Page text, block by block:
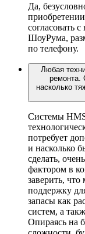
Да,
согласовать
ШоуРума,
по телефону.
Любая
ремонта.
насколько
Системы
потребует
и насколько
сделать,
фактором в
заверить,
поддержку
запасы как
систем, а
Опираясь на